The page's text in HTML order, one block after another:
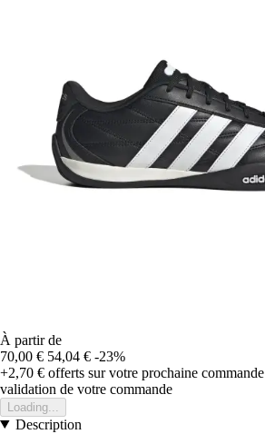
À partir de
70,00 € 54,04 € -23%
+2,70 € offerts sur votre prochaine commande
validation de votre commande
Loading...
Description